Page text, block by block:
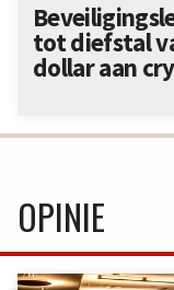
tot diefstal
dollar aan
OPINIE